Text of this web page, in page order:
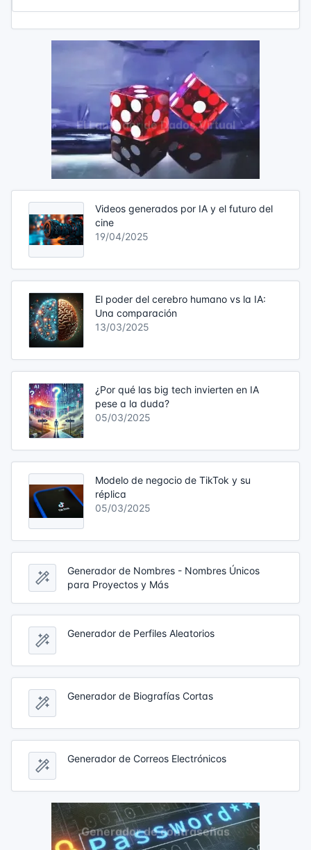
Videos generados por IA y el futuro del
cine
19/04/2025
El poder del cerebro humano vs la IA:
Una comparación
13/03/2025
¿Por qué las big tech invierten en IA
pese a la duda?
05/03/2025
Modelo de negocio de TikTok y su
réplica
05/03/2025
Generador de Nombres - Nombres Únicos
para Proyectos y Más
Generador de Perfiles Aleatorios
Generador de Biografías Cortas
Generador de Correos Electrónicos